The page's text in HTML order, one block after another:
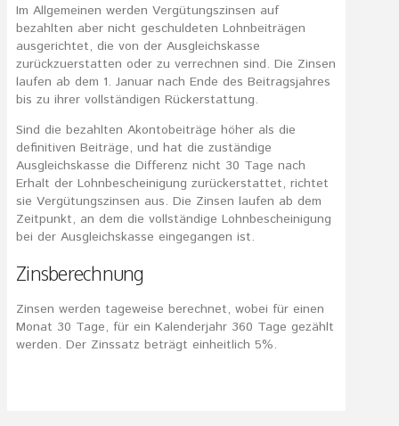
Im Allgemeinen werden Vergütungszinsen auf
bezahlten aber nicht geschuldeten Lohnbeiträgen
ausgerichtet, die von der Ausgleichskasse
zurückzuerstatten oder zu verrechnen sind. Die Zinsen
laufen ab dem 1. Januar nach Ende des Beitragsjahres
bis zu ihrer vollständigen Rückerstattung.
Sind die bezahlten Akontobeiträge höher als die
definitiven Beiträge, und hat die zuständige
Ausgleichskasse die Differenz nicht 30 Tage nach
Erhalt der Lohnbescheinigung zurückerstattet, richtet
sie Vergütungszinsen aus. Die Zinsen laufen ab dem
Zeitpunkt, an dem die vollständige Lohnbescheinigung
bei der Ausgleichskasse eingegangen ist.
Zinsberechnung
Zinsen werden tageweise berechnet, wobei für einen
Monat 30 Tage, für ein Kalenderjahr 360 Tage gezählt
werden. Der Zinssatz beträgt einheitlich 5%.